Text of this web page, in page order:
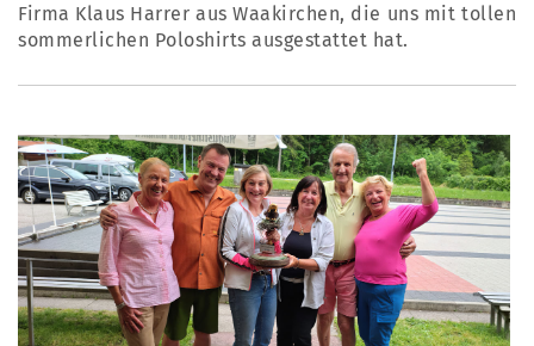
Firma Klaus Harrer aus Waakirchen, die uns mit tollen
sommerlichen Poloshirts ausgestattet hat.